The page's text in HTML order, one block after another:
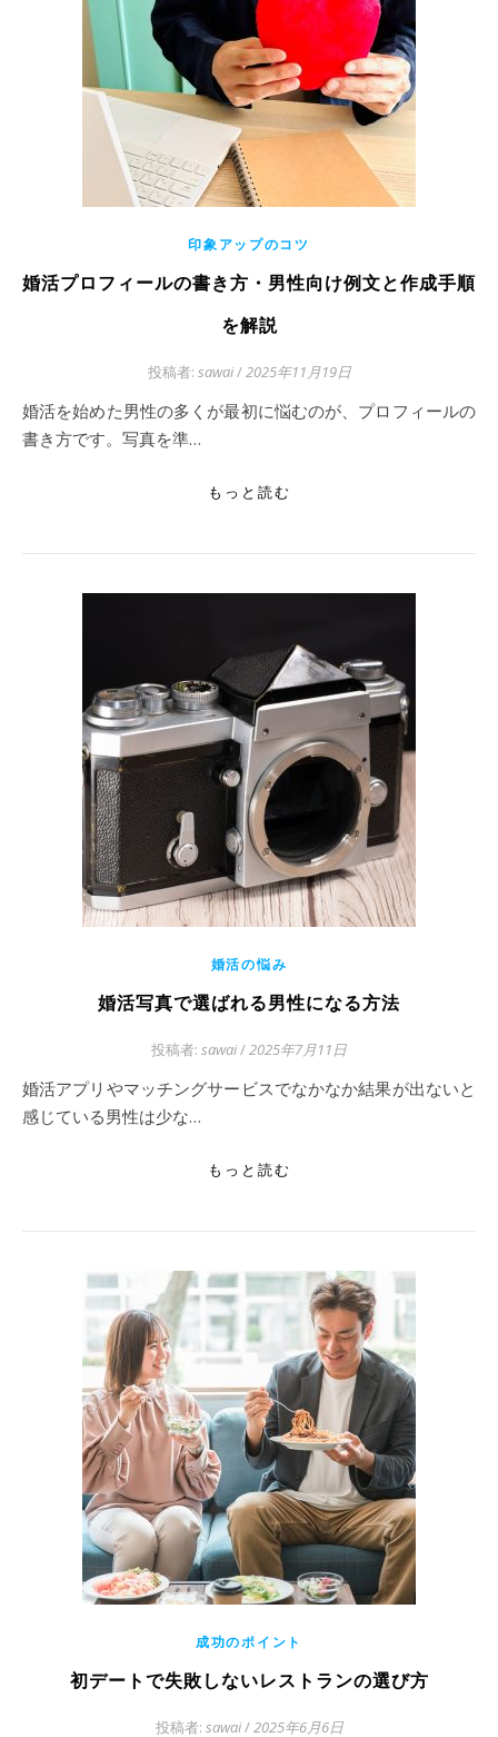
印象アップのコツ
婚活プロフィールの書き方・男性向け例文と作成手順
を解説
投稿者: sawai/2025年11月19日
婚活を始めた男性の多くが最初に悩むのが、プロフィールの
書き方です。写真を準…
もっと読む
婚活の悩み
婚活写真で選ばれる男性になる方法
投稿者: sawai/2025年7月11日
婚活アプリやマッチングサービスでなかなか結果が出ないと
感じている男性は少な…
もっと読む
成功のポイント
初デートで失敗しないレストランの選び方
投稿者: sawai/2025年6月6日